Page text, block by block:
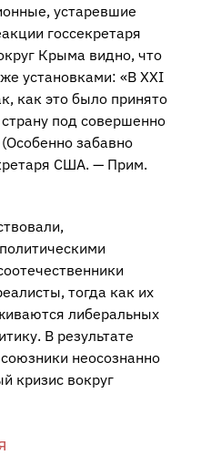
устаревшие
госсекретаря
Крыма видно, что
установками: «В XXI
как это было принято
под совершенно
забавно
США. — Прим.
тогда как их
либеральных
В результате
неосознанно
кризис вокруг